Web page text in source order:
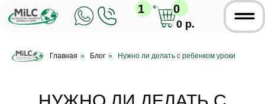
0 р.
1
Главная » Блог » Нужно ли делать с ребенком уроки